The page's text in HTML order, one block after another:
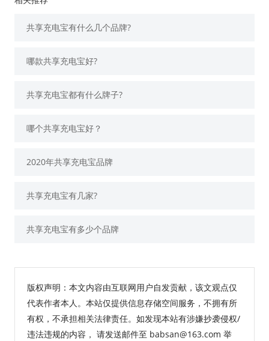
共享充电宝有什么几个品牌?
哪款共享充电宝好?
共享充电宝都有什么牌子?
哪个共享充电宝好？
2020年共享充电宝品牌
共享充电宝有几家?
共享充电宝有多少个品牌
版权声明：本文内容由互联网用户自发贡献，该文观点仅
代表作者本人。本站仅提供信息存储空间服务，不拥有所
有权，不承担相关法律责任。如发现本站有涉嫌抄袭侵权/
违法违规的内容， 请发送邮件至 babsan@163.com 举